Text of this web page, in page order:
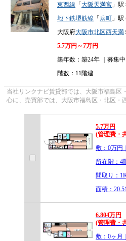
東西線 「 大阪天満宮 」
地下鉄堺筋線 「 扇町 」
大阪府大阪市北区西天満
5.7万円～7万円
築年数：築24年 ｜募集中
階数：11階建
当社リンクナビ賃貸部では、大阪市福島区
心に、売買部では、大阪市福島区・北区・
5.7万円
(管理費・
敷：0万円
所在階：4
間取り：
面積：
6.804万円
(管理費・
敷：0ヶ月